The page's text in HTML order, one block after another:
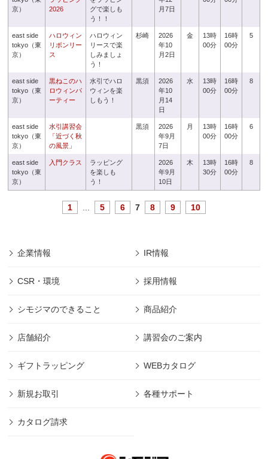
京）
2026
グで楽しも
う！！
月7日
east side
tokyo（東
京）
ハロウィン
リボンリー
ス
ハロウィン
リースで楽
しみましょ
う！
杉崎
2026
年10
月2日
金
13時
00分
16時
00分
5
east side
tokyo（東
京）
黒ねこのハ
ロウィンパ
ーティー
水引でハロ
ウィンを楽
しもう！
黒須
2026
年10
月14
日
水
13時
00分
16時
00分
8
east side
tokyo（東
京）
水引講習会
「近づく秋
の風景」
黒須
2026
年9月
7日
月
13時
00分
16時
00分
6
east side
tokyo（東
京）
入門クラス
ラッピング
を楽しも
う！
2026
年9月
10日
木
13時
30分
16時
00分
8
1 5 6 7 8 9 10
企業情報 IR情報
CSR・環境 採用情報
シモジマのできること 商品紹介
店舗紹介 講習会のご案内
ギフトラッピング WEBカタログ
新規お取引 各種サポート
カタログ請求